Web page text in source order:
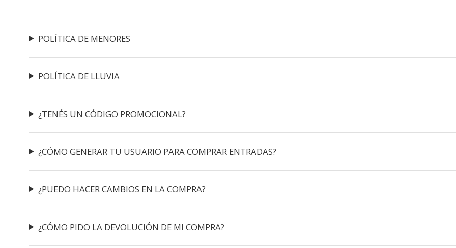
POLÍTICA DE MENORES
POLÍTICA DE LLUVIA
¿TENÉS UN CÓDIGO PROMOCIONAL?
¿CÓMO GENERAR TU USUARIO PARA COMPRAR ENTRADAS?
¿PUEDO HACER CAMBIOS EN LA COMPRA?
¿CÓMO PIDO LA DEVOLUCIÓN DE MI COMPRA?